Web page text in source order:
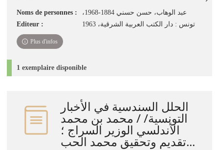
Noms de personnes :
،عبد الوهاب، حسن حسني 1884-1968
Editeur :
تونس : دار الكتب العربية الشرقية، 1963
Plus d'infos
1 exemplaire disponible
الحلل السندسية في الأخبار
التونسية/ / محمد بن محمد
الأندلسي الوزير السراج‏ ؛
‏تقديم وتحقيق محمد الحب...